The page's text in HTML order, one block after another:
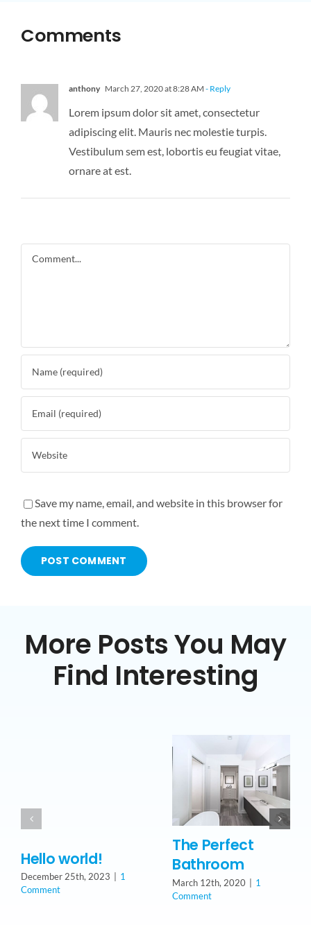
Comments
anthony March 27, 2020 at 8:28 AM - Reply
Lorem ipsum dolor sit amet, consectetur
adipiscing elit. Mauris nec molestie turpis.
Vestibulum sem est, lobortis eu feugiat vitae,
ornare at est.
Comment
Save my name, email, and website in this browser for
the next time I comment.
More Posts You May
Find Interesting
Hello world!
December 25th, 2023
1
Comment
The Perfect
Bathroom
March 12th, 2020 | 1
Comment